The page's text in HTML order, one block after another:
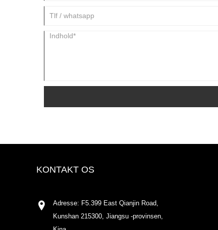
KONTAKT OS
Adresse: F5.399 East Qianjin Road,
Kunshan 215300, Jiangsu -provinsen,